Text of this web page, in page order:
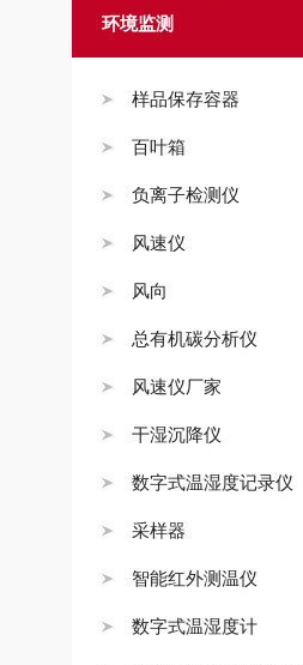
环境监测
样品保存容器
百叶箱
负离子检测仪
风速仪
风向
总有机碳分析仪
风速仪厂家
干湿沉降仪
数字式温湿度记录仪
采样器
智能红外测温仪
数字式温湿度计